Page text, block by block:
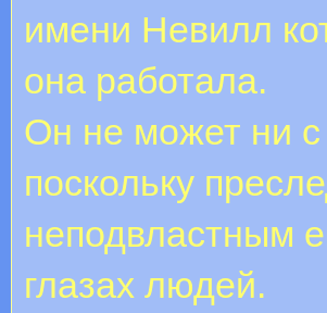
имени Невилл
она работала.
Он не может ни с
поскольку
неподвластным
глазах людей.